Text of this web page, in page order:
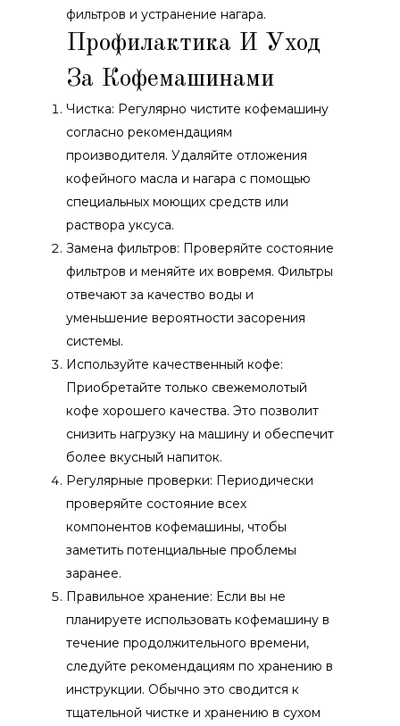
фильтров и устранение нагара.
Профилактика И Уход
За Кофемашинами
Чистка: Регулярно чистите кофемашину
согласно рекомендациям
производителя. Удаляйте отложения
кофейного масла и нагара с помощью
специальных моющих средств или
раствора уксуса.
Замена фильтров: Проверяйте состояние
фильтров и меняйте их вовремя. Фильтры
отвечают за качество воды и
уменьшение вероятности засорения
системы.
Используйте качественный кофе:
Приобретайте только свежемолотый
кофе хорошего качества. Это позволит
снизить нагрузку на машину и обеспечит
более вкусный напиток.
Регулярные проверки: Периодически
проверяйте состояние всех
компонентов кофемашины, чтобы
заметить потенциальные проблемы
заранее.
Правильное хранение: Если вы не
планируете использовать кофемашину в
течение продолжительного времени,
следуйте рекомендациям по хранению в
инструкции. Обычно это сводится к
тщательной чистке и хранению в сухом